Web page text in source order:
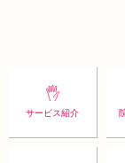
サービス紹介